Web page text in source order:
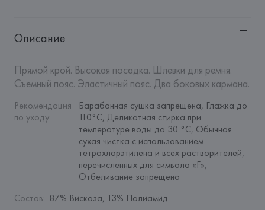
Описание
Прямой крой. Высокая посадка. Шлевки для ремня.
Съемный пояс. Эластичный пояс. Два боковых кармана.
Рекомендация
по уходу:
Барабанная сушка запрещена, Глажка до
110°C, Деликатная стирка при
температуре воды до 30 °C, Обычная
сухая чистка с использованием
тетрахлорэтилена и всех растворителей,
перечисленных для символа «F»,
Отбеливание запрещено
Состав: 87% Вискоза, 13% Полиамид